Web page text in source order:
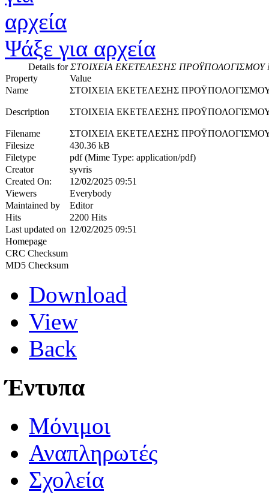
Ψάξε για αρχεία
Details forΣΤΟΙΧΕΙΑ ΕΚΕΤΕΛΕΣΗΣ ΠΡΟΫΠΟΛΟΓΙΣΜΟΥ
Property
Value
Name
ΣΤΟΙΧΕΙΑ ΕΚΕΤΕΛΕΣΗΣ
Description ΣΤΟΙΧΕΙΑ ΕΚΕΤΕΛΕΣΗΣ
Filename
ΣΤΟΙΧΕΙΑ ΕΚΕΤΕΛΕΣΗΣ
Filesize
430.36 kB
Filetype
pdf (Mime Type: application/pdf)
Creator
syvris
Created On:
12/02/2025 09:51
Viewers
Everybody
Maintained by
Editor
Hits
2200 Hits
Last updated on 12/02/2025 09:51
Homepage
CRC Checksum
MD5 Checksum
Download
View
Back
Έντυπα
Μόνιμοι
Αναπληρωτές
Σχολεία